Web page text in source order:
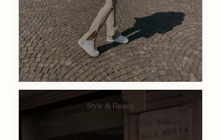
Style & Beauty
Klassisch, alltagstauglich, immer ein bisschen
Italianità.